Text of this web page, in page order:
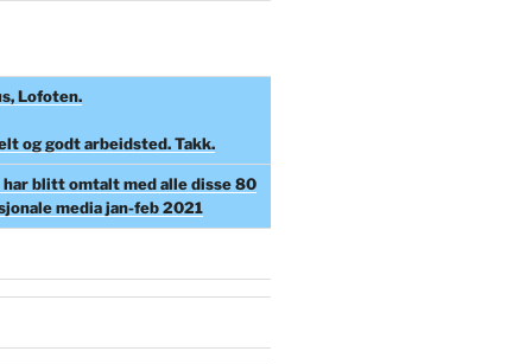
Lofoten.
og godt arbeidsted. Takk.
har blitt omtalt med alle disse 80
media jan-feb 2021